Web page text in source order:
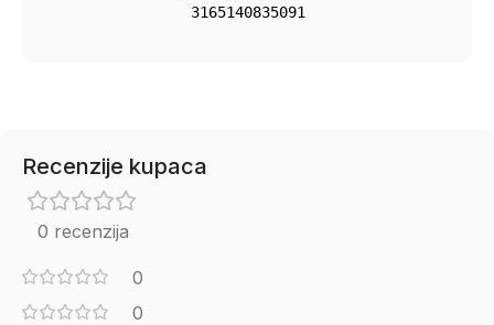
3165140835091
Recenzije kupaca
0 recenzija
0
0